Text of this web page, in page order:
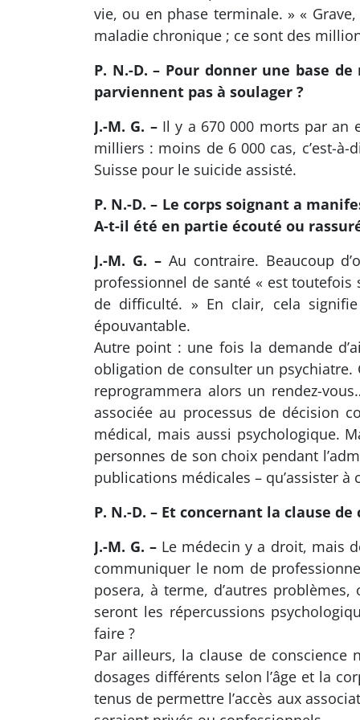
vie, ou en phase terminale. » «
maladie chronique ; ce sont des
P. N.-D. – Pour donner une base
parviennent pas à soulager ?
J.-M. G. –Il y a 670 000 morts par an
milliers : moins de 6 000 cas, c’est-
Suisse pour le suicide assisté.
P. N.-D. – Le corps soignant a
A-t-il été en partie écouté ou
J.-M. G. –Au contraire. Beaucoup
professionnel de santé « est
de difficulté. » En clair, cela
épouvantable.
Autre point : une fois la demande
obligation de consulter un psychiatre.
reprogrammera alors un rendez-
associée au processus de décision
médical, mais aussi psychologique.
personnes de son choix pendant
publications médicales – qu’assister
P. N.-D. – Et concernant la clause de
J.-M. G. – Le médecin y a droit, mais
communiquer le nom de
posera, à terme, d’autres
seront les répercussions
faire ?
Par ailleurs, la clause de conscience
dosages différents selon l’âge et la
tenus de permettre l’accès aux